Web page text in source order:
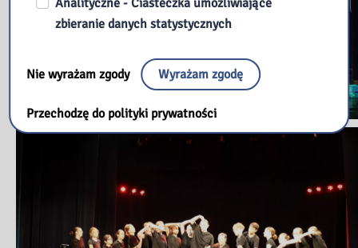
Analityczne - Ciasteczka umożliwiające
zbieranie danych statystycznych
Nie wyrażam zgody Wyrażam zgodę
Przechodzę do polityki prywatności